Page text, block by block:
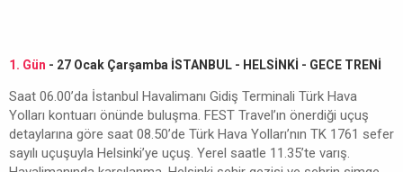
1. Gün - 27 Ocak Çarşamba İSTANBUL - HELSİNKİ - GECE TRENİ
Saat 06.00’da İstanbul Havalimanı Gidiş Terminali Türk Hava
Yolları kontuarı önünde buluşma. FEST Travel’ın önerdiği uçuş
detaylarına göre saat 08.50’de Türk Hava Yolları’nın TK 1761 sefer
sayılı uçuşuyla Helsinki’ye uçuş. Yerel saatle 11.35’te varış.